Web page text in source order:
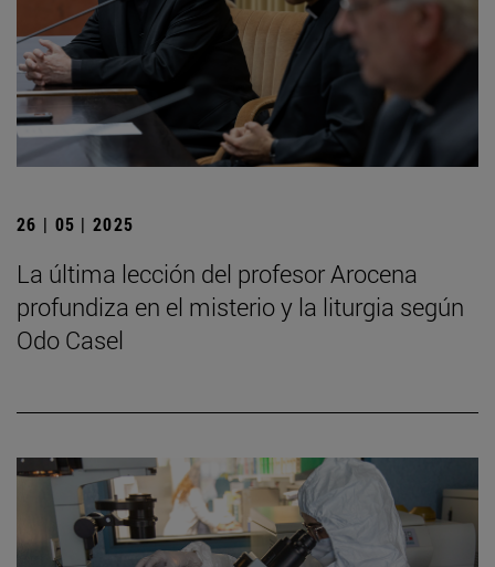
26 | 05 | 2025
La última lección del profesor Arocena
profundiza en el misterio y la liturgia según
Odo Casel